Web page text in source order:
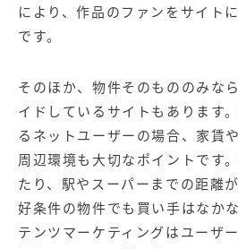
により、作品のファンをサイト
です。
そのほか、物件そのもののみな
イドしているサイトもあります
るネットユーザーの場合、家賃
周辺環境も大切なポイントです
たり、駅やスーパーまでの距離
好条件の物件でも買い手はなか
テンツマーケティングはユーザ